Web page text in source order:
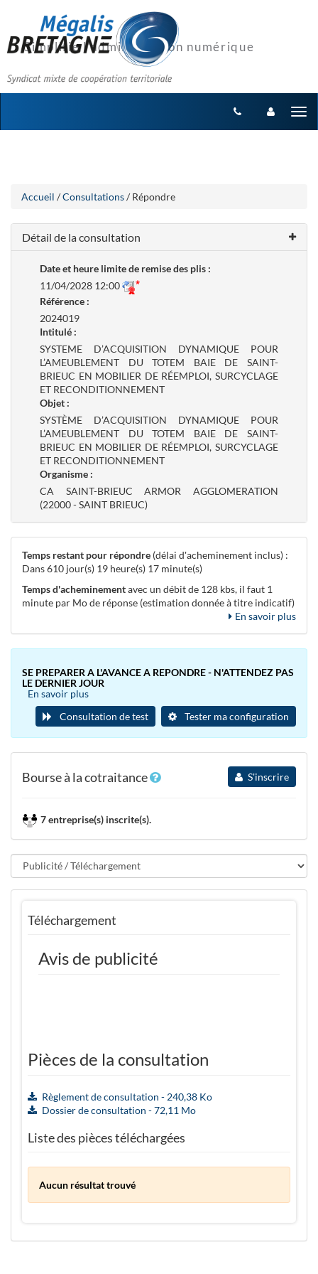
contenu
Accueil /Consultations/ Répondre
Détail de la consultation
Date et heure limite de remise des plis :
11/04/2028 12:00
Référence :
2024019
Intitulé :
SYSTEME D’ACQUISITION DYNAMIQUE POUR
L’AMEUBLEMENT DU TOTEM BAIE DE SAINT-
BRIEUC EN MOBILIER DE RÉEMPLOI, SURCYCLAGE
ET RECONDITIONNEMENT
Objet :
SYSTÈME D’ACQUISITION DYNAMIQUE POUR
L’AMEUBLEMENT DU TOTEM BAIE DE SAINT-
BRIEUC EN MOBILIER DE RÉEMPLOI, SURCYCLAGE
ET RECONDITIONNEMENT
Organisme :
CA SAINT-BRIEUC ARMOR AGGLOMERATION
(22000 - SAINT BRIEUC)
Temps restant pour répondre (délai d'acheminement inclus) :
Dans 610 jour(s) 19 heure(s) 17 minute(s)
Temps d'acheminementavec un débit de 128 kbs, il faut 1
minute par Mo de réponse (estimation donnée à titre indicatif)
En savoir plus
SE PREPARER A L'AVANCE A REPONDRE - N'ATTENDEZ PAS
LE DERNIER JOUR
En savoir plus
Tester ma configuration
Consultation de test
Bourse à la cotraitance S'inscrire
7 entreprise(s) inscrite(s).
Téléchargement
Avis de publicité
Pièces de la consultation
Règlement de consultation - 240,38 Ko
Dossier de consultation - 72,11 Mo
Liste des pièces téléchargées
Aucun résultat trouvé